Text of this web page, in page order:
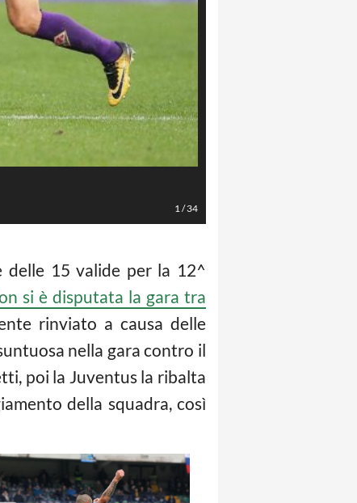
1/34
delle 15 valide per la 12^
si è disputata la gara tra
rinviato a causa delle
nella gara contro il
poi la Juventus la ribalta
della squadra, così